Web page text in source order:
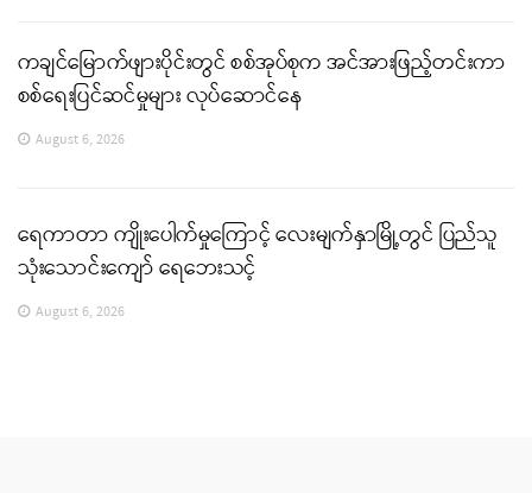
ကချင်မြောက်ဖျားပိုင်းတွင် စစ်အုပ်စုက အင်အားဖြည့်တင်းကာ
စစ်ရေးပြင်ဆင်မှုများ လုပ်ဆောင်နေ
August 6, 2026
ရေကာတာ ကျိုးပေါက်မှုကြောင့် လေးမျက်နှာမြို့တွင် ပြည်သူ
သုံးသောင်းကျော် ရေဘေးသင့်
August 6, 2026